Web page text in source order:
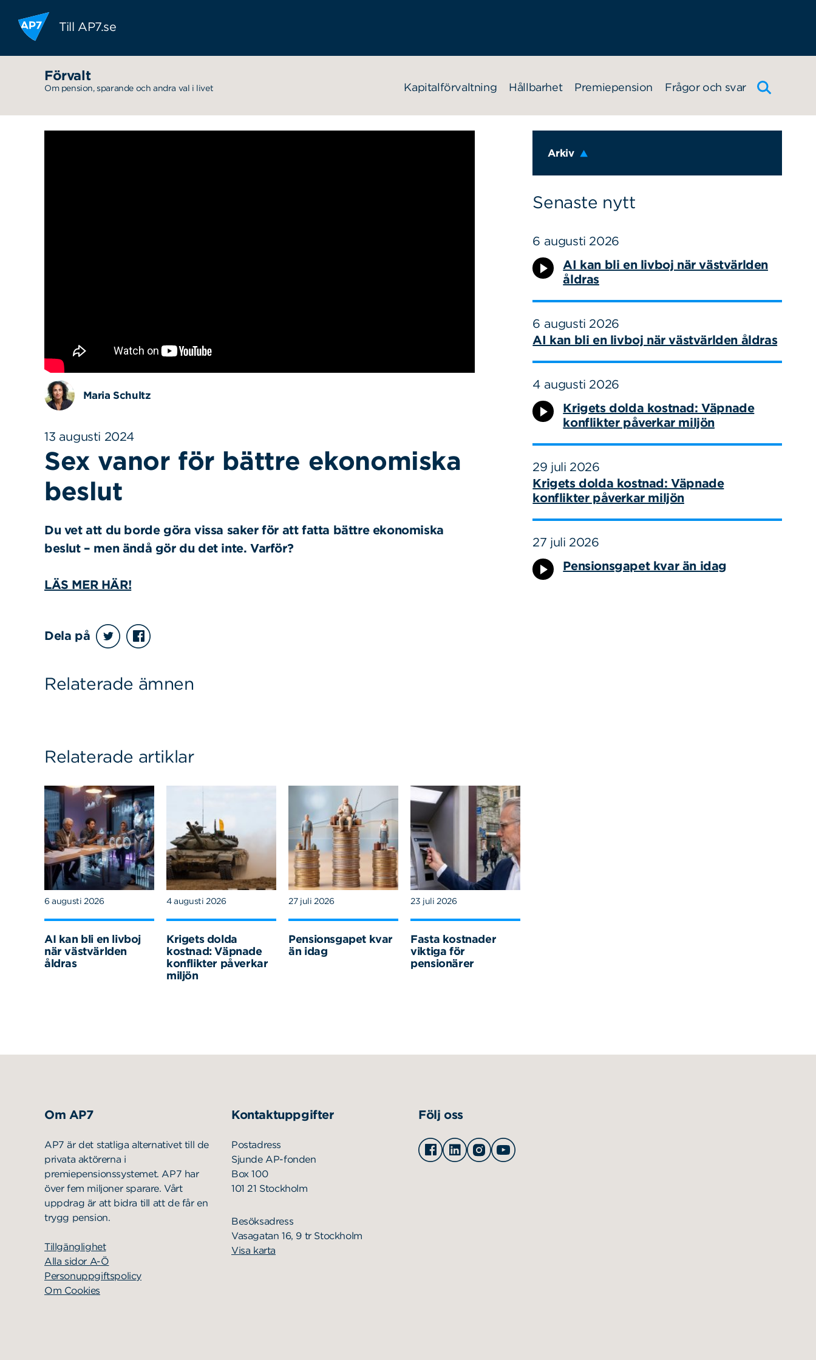
Hoppa till innehållet
Till AP7.se
Förvalt
Om pension, sparande och andra val i livet Kapitalförvaltning Hållbarhet Premiepension Frågor och svar
Arkiv
Senaste nytt
6 augusti 2026
AI kan bli en livboj när västvärlden
åldras
6 augusti 2026
AI kan bli en livboj när västvärlden åldras
4 augusti 2026
Krigets dolda kostnad: Väpnade
konflikter påverkar miljön
29 juli 2026
Krigets dolda kostnad: Väpnade
konflikter påverkar miljön
27 juli 2026
Pensionsgapet kvar än idag
Maria Schultz
13 augusti 2024
Sex vanor för bättre ekonomiska
beslut
Du vet att du borde göra vissa saker för att fatta bättre ekonomiska
beslut – men ändå gör du det inte. Varför?
LÄS MER HÄR!
Dela på
Relaterade ämnen
Relaterade artiklar
6 augusti 2026
AI kan bli en livboj
när västvärlden
åldras
4 augusti 2026
Krigets dolda
kostnad: Väpnade
konflikter påverkar
miljön
27 juli 2026
Pensionsgapet kvar
än idag
23 juli 2026
Fasta kostnader
viktiga för
pensionärer
Om AP7
AP7 är det statliga alternativet till de
privata aktörerna i
premiepensionssystemet. AP7 har
över fem miljoner sparare. Vårt
uppdrag är att bidra till att de får en
trygg pension.
Tillgänglighet
Alla sidor A-Ö
Personuppgiftspolicy
Om Cookies
Kontaktuppgifter
Postadress
Sjunde AP-fonden
Box 100
101 21 Stockholm
Besöksadress
Vasagatan 16, 9 tr Stockholm
Visa karta
Följ oss
Facebook
LinkedinInstagramYoutube
efter: